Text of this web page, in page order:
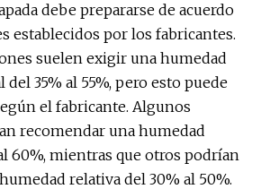
debe prepararse de acuerdo
establecidos por los fabricantes.
suelen exigir una humedad
35% al ​​55%, pero esto puede
el fabricante. Algunos
recomendar una humedad
60%, mientras que otros podrían
relativa del 30% al 50%.